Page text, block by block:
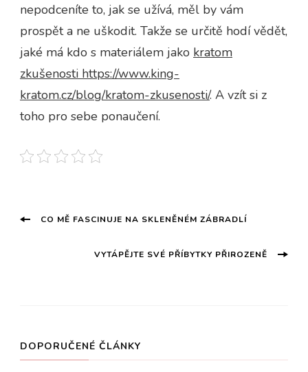
nepodceníte to, jak se užívá, měl by vám
prospět a ne uškodit. Takže se určitě hodí vědět,
jaké má kdo s materiálem jako kratom
zkušenosti https://www.king-
kratom.cz/blog/kratom-zkusenosti/. A vzít si z
toho pro sebe ponaučení.
Navigace
příspěvku
CO MĚ FASCINUJE NA SKLENĚNÉM ZÁBRADLÍ
VYTÁPĚJTE SVÉ PŘÍBYTKY PŘIROZENĚ
DOPORUČENÉ ČLÁNKY